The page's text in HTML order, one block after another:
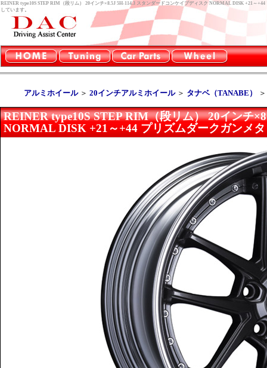
REINER type10S STEP RIM（段リム） 20インチ×8.5J 5H-114.3 スタンダードコンケイプディスク NORMAL DISK +21～
しています。
アルミホイール＞ 20インチアルミホイール＞ タナベ（TANABE）
REINER type10S STEP RIM（段リム） 20インチ
NORMAL DISK +21～+44 プリズムダークガンメ